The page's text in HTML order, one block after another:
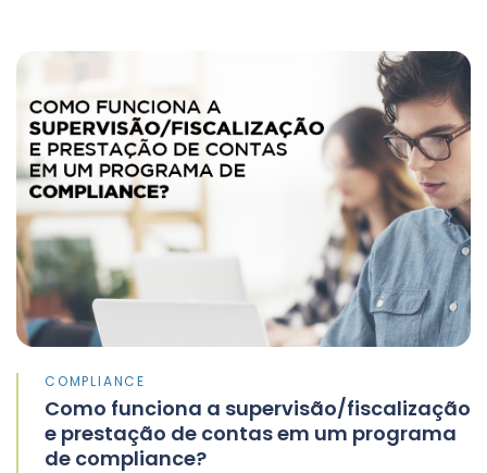
COMPLIANCE
Como funciona a supervisão/fiscalização
e prestação de contas em um programa
de compliance?